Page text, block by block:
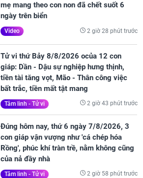
mẹ mang theo con non đã chết suốt 6
ngày trên biển
Video 2 giờ 28 phút trước
Tử vi thứ Bảy 8/8/2026 ocủa 12 con
giáp: Dần - Dậu sự nghiệp hưng thịnh,
tiền tài tăng vọt, Mão - Thân công việc
bất trắc, tiền mất tật mang
Tâm linh - Tử vi 2 giờ 43 phút trước
Đúng hôm nay, thứ 6 ngày 7/8/2026, 3
con giáp vận vượng như 'cá chép hóa
Rồng', phúc khí tràn trề, nằm không cũng
của nả đầy nhà
Tâm linh - Tử vi 2 giờ 58 phút trước